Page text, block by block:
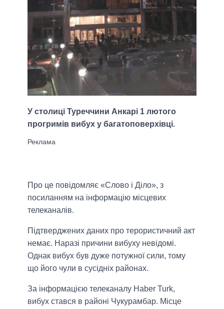
У столиці Туреччини Анкарі 1 лютого
прогримів вибух у багатоповерхівці.
Про це повідомляє «Слово і Діло», з
посиланням на інформацію місцевих
телеканалів.
Підтверджених даних про терористичний акт
немає. Наразі причини вибуху невідомі.
Однак вибух був дуже потужної сили, тому
що його чули в сусідніх районах.
За інформацією телеканалу Haber Turk,
вибух стався в районі Чукурамбар. Місце